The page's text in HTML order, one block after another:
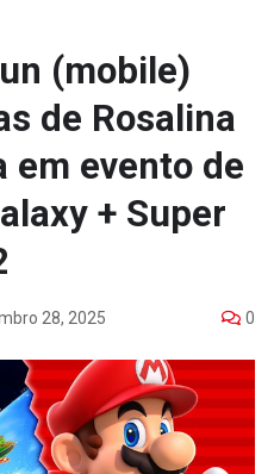
(mobile)
de Rosalina
em evento de
+ Super
28, 2025 0